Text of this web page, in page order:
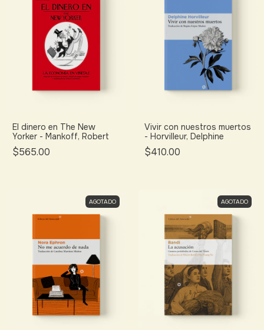
El dinero en The New
Yorker - Mankoff, Robert
$565.00
Vivir con nuestros muertos
- Horvilleur, Delphine
$410.00
AGOTADO AGOTADO